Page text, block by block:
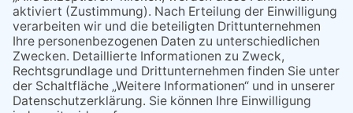
Literarischer Rückblick
Alte Schule
Kommentiert vor:3 Jahre 18 Wochen
Abschaltung der Straßenbeleuchtung
Abschaltung der Strassenbeleuchtung
Kommentiert vor:3 Jahre 29 Wochen